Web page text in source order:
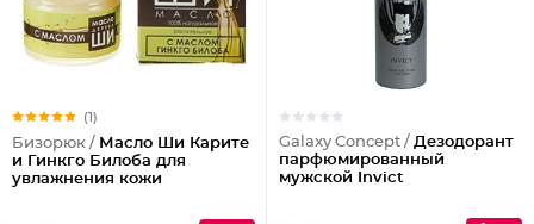
(1)
Бизорюк / Масло Ши Карите
и Гинкго Билоба для
увлажнения кожи
Galaxy Concept / Дезодорант
парфюмированный
мужской Invict